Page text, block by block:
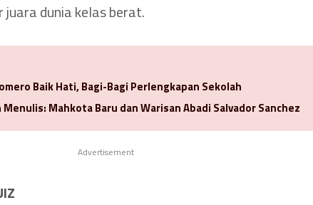
dunia kelas berat.
Baik Hati, Bagi-Bagi Perlengkapan Sekolah
Mahkota Baru dan Warisan Abadi Salvador Sanchez
Advertisement